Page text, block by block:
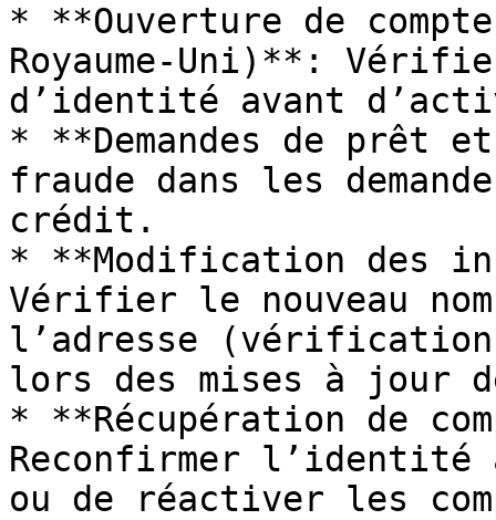
* **Ouverture de
Royaume-Uni)**:
d’identité avant
* **Demandes de prêt
fraude dans les
crédit.
* **Modification des
Vérifier le nouveau
l’adresse (vérification
lors des mises à jour
* **Récupération de
Reconfirmer
ou de réactiver les